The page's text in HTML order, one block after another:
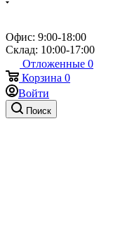
Офис: 9:00-18:00
Склад: 10:00-17:00
Отложенные 0
Корзина 0
Войти
Поиск